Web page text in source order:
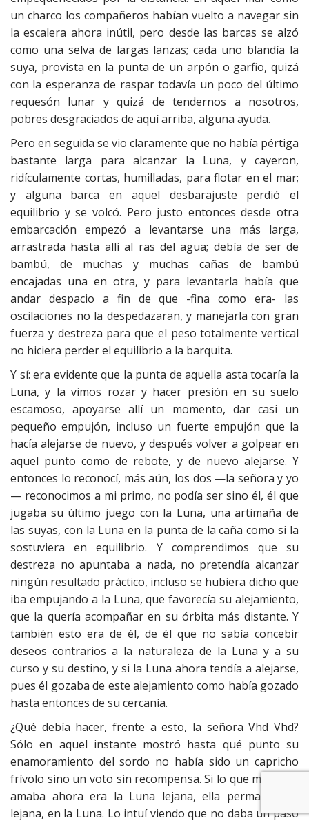
un charco los compañeros habían vuelto a navegar sin
la escalera ahora inútil, pero desde las barcas se alzó
como una selva de largas lanzas; cada uno blandía la
suya, provista en la punta de un arpón o garfio, quizá
con la esperanza de raspar todavía un poco del último
requesón lunar y quizá de tendernos a nosotros,
pobres desgraciados de aquí arriba, alguna ayuda.
Pero en seguida se vio claramente que no había pértiga
bastante larga para alcanzar la Luna, y cayeron,
ridículamente cortas, humilladas, para flotar en el mar;
y alguna barca en aquel desbarajuste perdió el
equilibrio y se volcó. Pero justo entonces desde otra
embarcación empezó a levantarse una más larga,
arrastrada hasta allí al ras del agua; debía de ser de
bambú, de muchas y muchas cañas de bambú
encajadas una en otra, y para levantarla había que
andar despacio a fin de que -fina como era- las
oscilaciones no la despedazaran, y manejarla con gran
fuerza y destreza para que el peso totalmente vertical
no hiciera perder el equilibrio a la barquita.
Y sí: era evidente que la punta de aquella asta tocaría la
Luna, y la vimos rozar y hacer presión en su suelo
escamoso, apoyarse allí un momento, dar casi un
pequeño empujón, incluso un fuerte empujón que la
hacía alejarse de nuevo, y después volver a golpear en
aquel punto como de rebote, y de nuevo alejarse. Y
entonces lo reconocí, más aún, los dos —la señora y yo
— reconocimos a mi primo, no podía ser sino él, él que
jugaba su último juego con la Luna, una artimaña de
las suyas, con la Luna en la punta de la caña como si la
sostuviera en equilibrio. Y comprendimos que su
destreza no apuntaba a nada, no pretendía alcanzar
ningún resultado práctico, incluso se hubiera dicho que
iba empujando a la Luna, que favorecía su alejamiento,
que la quería acompañar en su órbita más distante. Y
también esto era de él, de él que no sabía concebir
deseos contrarios a la naturaleza de la Luna y a su
curso y su destino, y si la Luna ahora tendía a alejarse,
pues él gozaba de este alejamiento como había gozado
hasta entonces de su cercanía.
¿Qué debía hacer, frente a esto, la señora Vhd Vhd?
Sólo en aquel instante mostró hasta qué punto su
enamoramiento del sordo no había sido un capricho
frívolo sino un voto sin recompensa. Si lo que mi primo
amaba ahora era la Luna lejana, ella permanecería
lejana, en la Luna. Lo intuí viendo que no daba un paso